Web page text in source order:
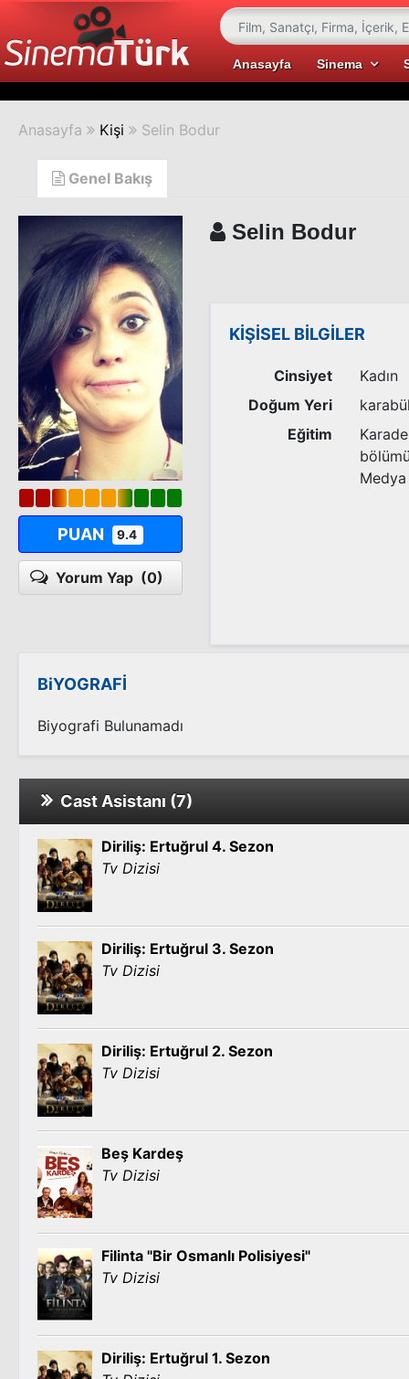
Anasayfa Sinema
Anasayfa Kişi Selin Bodur
Genel Bakış
PUAN 9.4
Yorum Yap (0)
Selin Bodur
KİŞİSEL BİLGİLER
Cinsiyet
Kadın
Doğum Yeri
Eğitim
BiYOGRAFİ
Biyografi Bulunamadı
Cast Asistanı (7)
Diriliş: Ertuğrul 4. Sezon
Tv Dizisi
Diriliş: Ertuğrul 3. Sezon
Tv Dizisi
Diriliş: Ertuğrul 2. Sezon
Tv Dizisi
Beş Kardeş
Tv Dizisi
Filinta "Bir Osmanlı Polisiyesi"
Tv Dizisi
Diriliş: Ertuğrul 1. Sezon